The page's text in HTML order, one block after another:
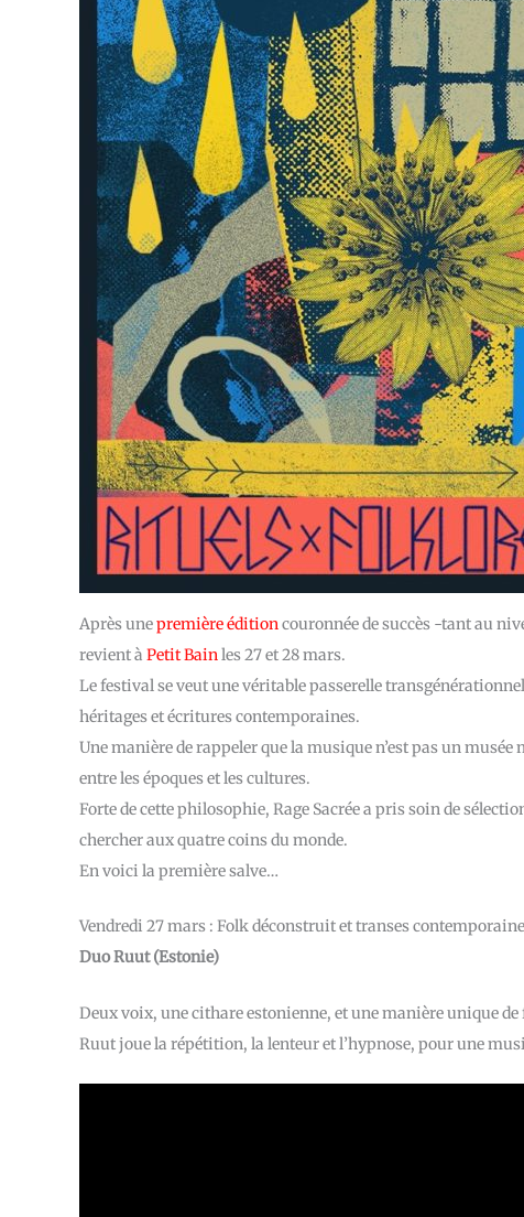
Après unepremière éditioncouronnée de succès -tant au
revient à Petit Bainles 27 et 28 mars.
Le festival se veut une véritable passerelle
héritages et écritures contemporaines.
Une manière de rappeler que la musique n’est pas un
entre les époques et les cultures.
Forte de cette philosophie, Rage Sacrée a pris soin de
chercher aux quatre coins du monde.
En voici la première salve…
Vendredi 27 mars : Folk déconstruit et transes
Duo Ruut (Estonie)
Deux voix, une cithare estonienne, et une manière unique
Ruut joue la répétition, la lenteur et l’hypnose, pour une